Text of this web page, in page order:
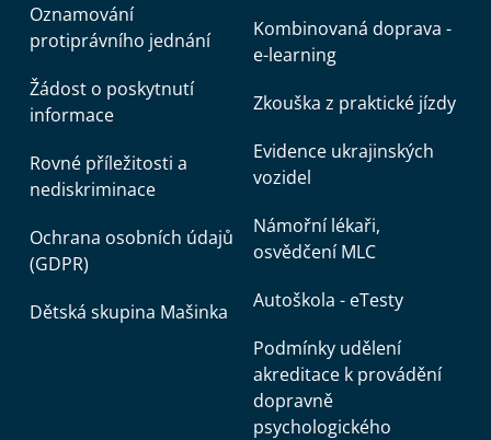
Oznamování
protiprávního jednání
Žádost o poskytnutí
informace
Rovné příležitosti a
nediskriminace
Ochrana osobních údajů
(GDPR)
Dětská skupina Mašinka
Kombinovaná doprava -
e-learning
Zkouška z praktické jízdy
Evidence ukrajinských
vozidel
Námořní lékaři,
osvědčení MLC
Autoškola - eTesty
Podmínky udělení
akreditace k provádění
dopravně
psychologického